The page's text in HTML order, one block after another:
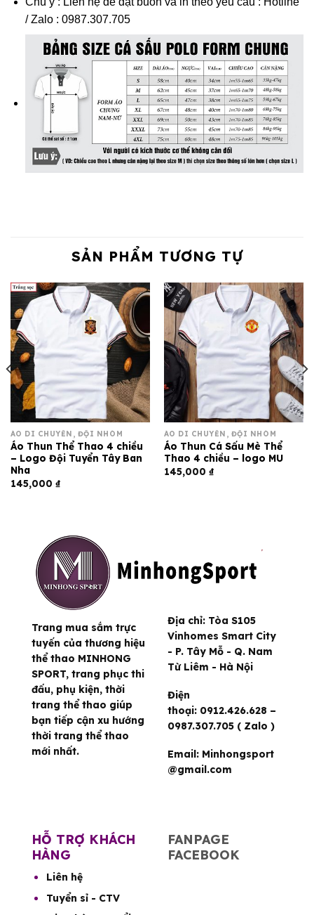
/ Zalo : 0987.307.705
SẢN PHẨM TƯƠNG TỰ
ÁO DI CHUYỂN, ĐỘI NHÓM
Áo Thun Thể Thao 4 chiều
– Logo Đội Tuyển Tây Ban
Nha
145,000 ₫
ÁO DI CHUYỂN, ĐỘI NHÓM
Áo Thun Cá Sấu Mè Thể
Thao 4 chiều – logo MU
145,000 ₫
Trang mua sắm trực
tuyến của thương hiệu
thể thao MINHONG
SPORT, trang phục thi
đấu, phụ kiện, thời
trang thể thao giúp
bạn tiếp cận xu hướng
thời trang thể thao
mới nhất.
Địa chỉ: Tòa S105
Vinhomes Smart City
- P. Tây Mỗ - Q. Nam
Từ Liêm - Hà Nội
Điện
thoại: 0912.426.628 –
0987.307.705 ( Zalo )
Email: Minhongsport
@gmail.com
HỖ TRỢ KHÁCH
HÀNG
Liên hệ
Tuyển sỉ - CTV
FANPAGE
FACEBOOK